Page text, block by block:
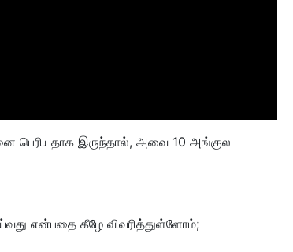
பெரியதாக இருந்தால், அவை 10 அங்குல
என்பதை கீழே விவரித்துள்ளோம்;